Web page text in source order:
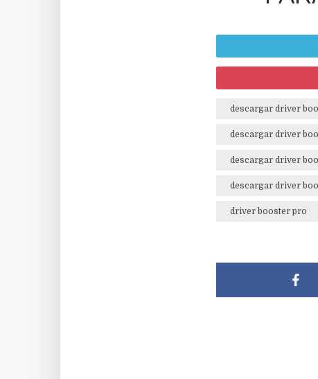
descargar driver
descargar driver
descargar driver
descargar driver
driver booster pro